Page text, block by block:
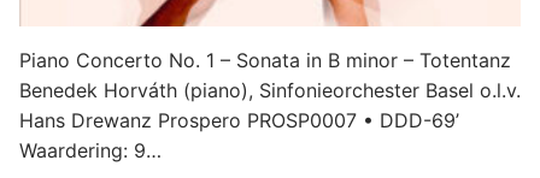
Piano Concerto No. 1 – Sonata in B minor – Totentanz
Benedek Horváth (piano), Sinfonieorchester Basel o.l.v.
Hans Drewanz Prospero PROSP0007 • DDD-69’
Waardering: 9…